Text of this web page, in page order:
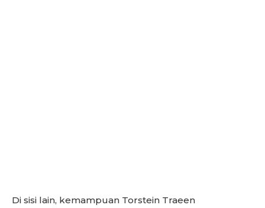
Di sisi lain, kemampuan Torstein Traeen